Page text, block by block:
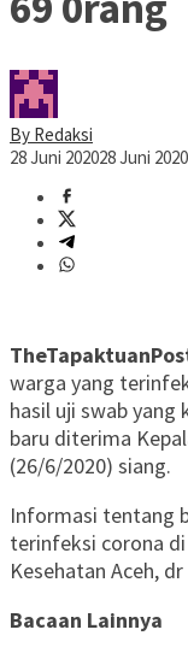
By Redaksi
28 Juni 202028 Juni 2020
warga yang
hasil uji swab yang
baru diterima
(26/6/2020) siang.
Informasi tentang
terinfeksi corona
Kesehatan Aceh,
Bacaan Lainnya